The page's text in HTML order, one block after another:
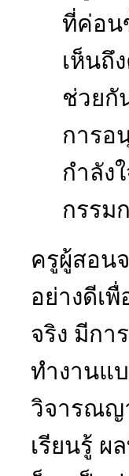
ที่ค่อน
เห็นถึ
ช่วยกั
การอ
กำลัง
กรรม
ครูผู้สอน
อย่างดีเ
จริง มีก
ทำงานแ
วิจารณญ
เรียนรู้